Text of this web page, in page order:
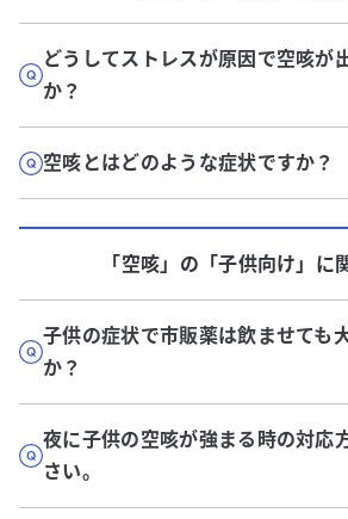
どうしてストレスが原因で空咳が
か？
空咳とはどのような症状ですか？
「空咳」 の「子供向け 」に
子供の症状で市販薬は飲ませても
か？
夜に子供の空咳が強まる時の対応
さい。